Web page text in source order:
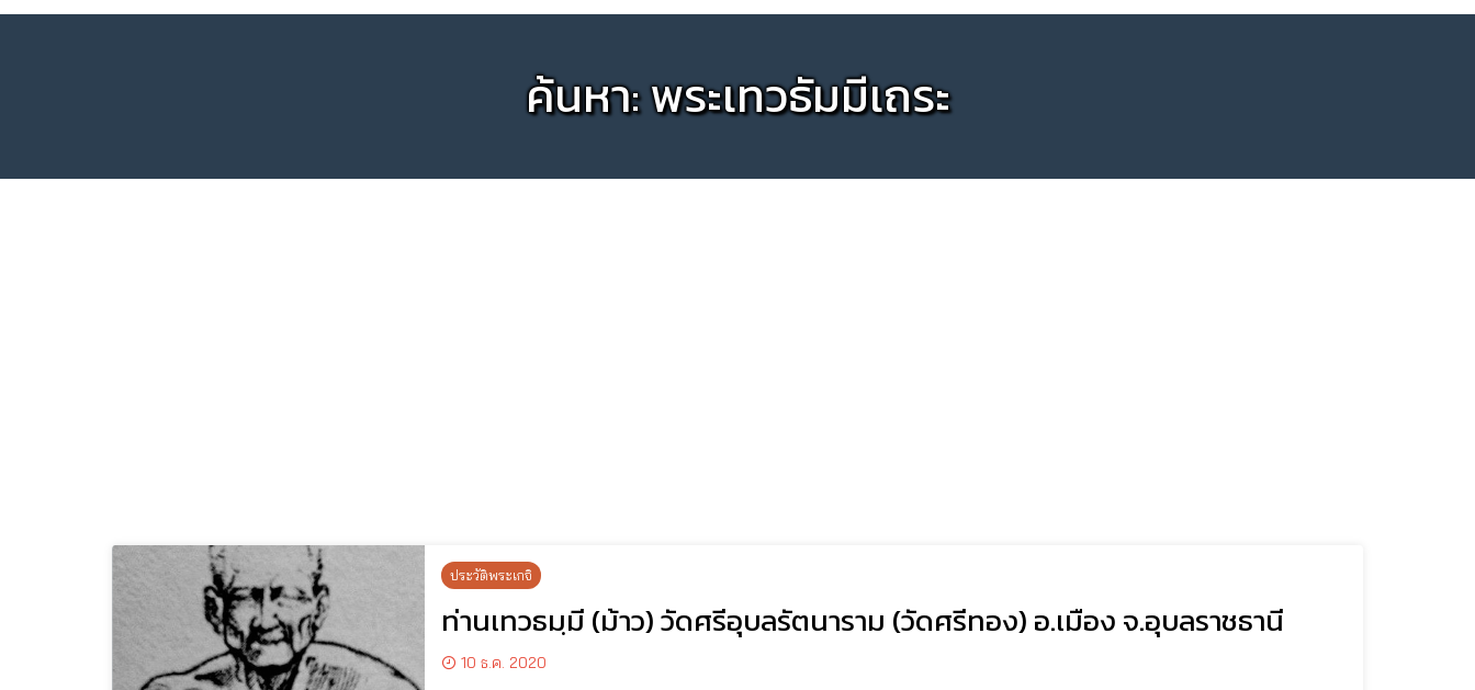
ค้นหา: พระเทวธัมมีเถระ
ประวัติพระเกจิ
ท่านเทวธมฺมี (ม้าว) วัดศรีอุบลรัตนาราม (วัดศรีทอง) อ.เมือง จ.อุบลราชธานี
10 ธ.ค. 2020